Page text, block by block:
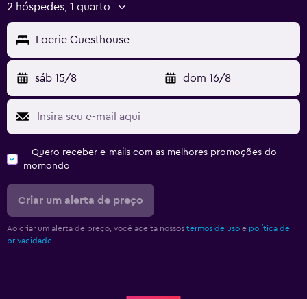
2 hóspedes, 1 quarto
Loerie Guesthouse
sáb 15/8 dom 16/8
Quero receber e-mails com as melhores promoções do
momondo
Criar um alerta de preço
Ao criar um alerta de preço, você aceita nossos termos de uso e política de
privacidade.